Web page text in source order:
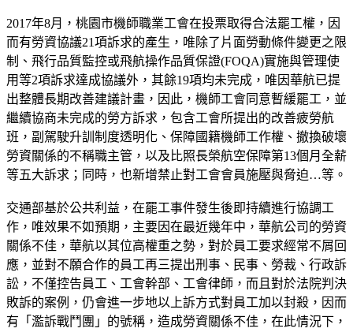
2017年8月，桃園市機師職業工會在投票取得合法罷工權，因
而有勞資協議21項訴求的產生，唯除了片面勞動條件變更之限
制、飛行品質監控或飛航操作品質保證(FOQA)實施與管理使
用等2項訴求達成協議外，其餘19項均未完成，唯因華航已提
出整體長期改善建議計畫，因此，機師工會同意暫緩罷工，並
繼續協商未完成的勞方訴求，包含工會所提出的改善疲勞航
班，副駕駛升訓制度透明化、保障國籍機師工作權、撤換破壞
勞資關係的不稱職主管，以及比照長榮航空保障第13個月全薪
等五大訴求；同時，也新增禁止對工會會員施壓與脅迫…等。
交通部基於公共利益，在罷工事件發生後即持續進行協調工
作，唯效果不如預期，主要因在最近幾年中，華航公司的勞資
關係不佳，華航以其位高權重之勢，對於員工要求經常不屑回
應，並對不願合作的員工再三提出刑事、民事、勞裁、行政訴
訟，不僅控告員工、工會幹部、工會律師，而且對於法院判決
敗訴的案例，仍會進一步地以上訴方式對員工加以封殺，因而
有「濫訴戰鬥團」的號稱，造成勞資關係不佳，在此情況下，